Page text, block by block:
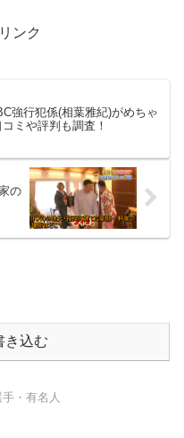
ンク
強行犯係(相葉雅紀)がめちゃ
ミや評判も調査！
の
き込む
・有名人